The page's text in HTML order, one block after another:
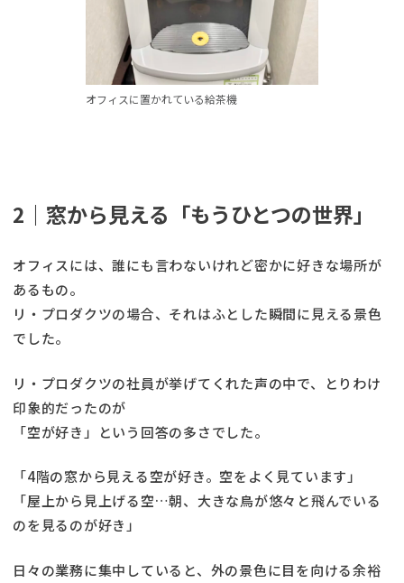
オフィスに置かれている給茶機
2｜窓から見える「もうひとつの世界」
オフィスには、誰にも言わないけれど密かに好きな場所が
あるもの。
リ・プロダクツの場合、それはふとした瞬間に見える景色
でした。
リ・プロダクツの社員が挙げてくれた声の中で、とりわけ
印象的だったのが
「空が好き」という回答の多さでした。
「4階の窓から見える空が好き。空をよく見ています」
「屋上から見上げる空…朝、大きな鳥が悠々と飛んでいる
のを見るのが好き」
日々の業務に集中していると、外の景色に目を向ける余裕